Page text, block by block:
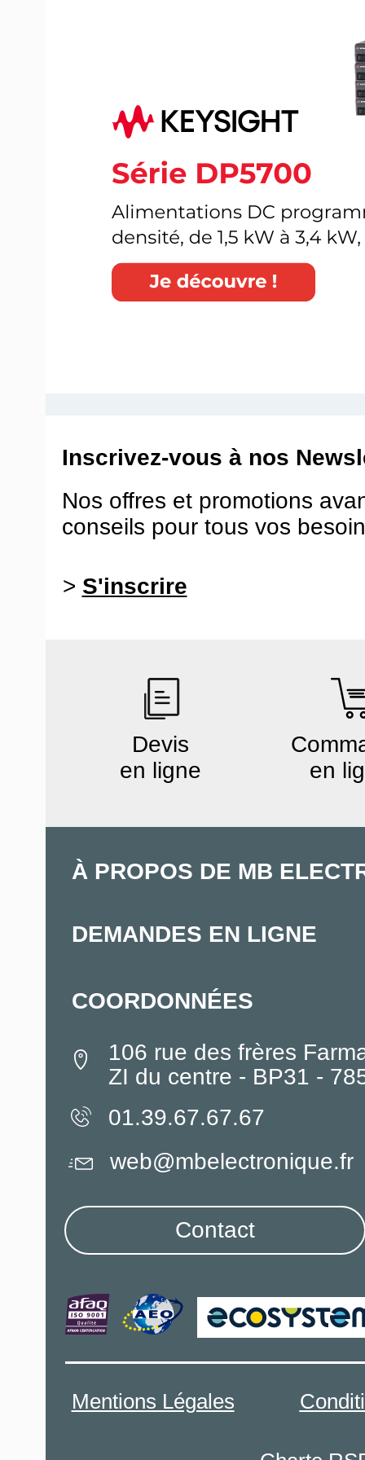
Inscrivez-vous à nos
Nos offres et promotions
conseils pour tous vos
> S'inscrire
Devis
en ligne
en
À PROPOS DE MB
DEMANDES EN LIGNE
COORDONNÉES
106 rue des frères
ZI du centre - BP31 -
01.39.67.67.67
Mentions Légales
web@mbelectronique.fr
Contact